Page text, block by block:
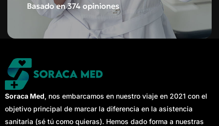
Basado en 374 opiniones
Soraca Med, nos embarcamos en nuestro viaje en 2021 con el
objetivo principal de marcar la diferencia en la asistencia
sanitaria (sé tú como quieras). Hemos dado forma a nuestras